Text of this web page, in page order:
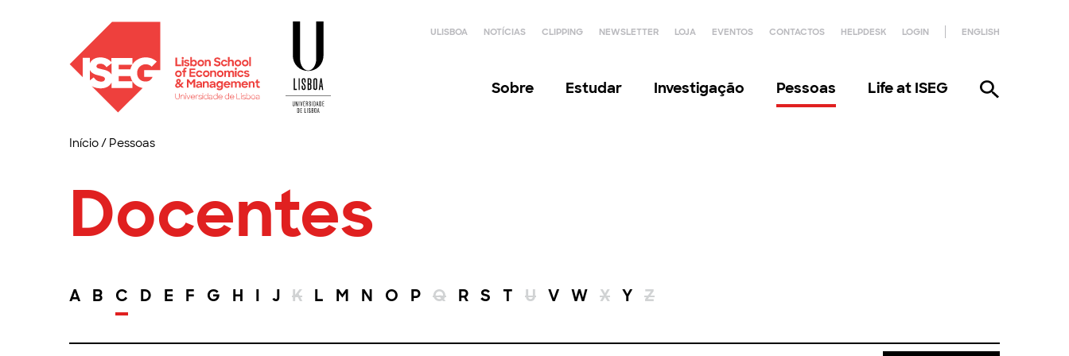
ULISBOA NOTÍCIAS CLIPPING NEWSLETTER LOJA EVENTOS CONTACTOS HELPDESK LOGIN ENGLISH
Sobre Estudar Investigação Pessoas Life at ISEG
Início/ Pessoas
Docentes
A B C D E F G H I J K L M N O P Q R S T U V W X Y Z